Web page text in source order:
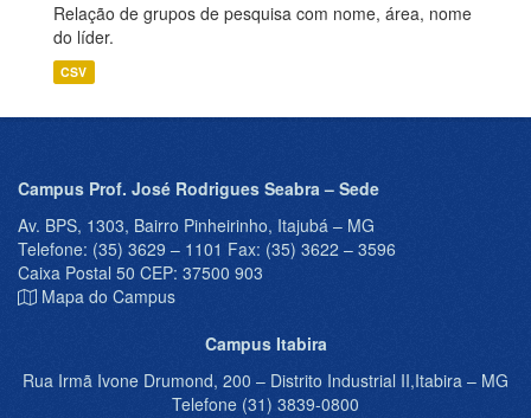
Relação de grupos de pesquisa com nome, área, nome
do líder.
CSV
Campus Prof. José Rodrigues Seabra – Sede
Av. BPS, 1303, Bairro Pinheirinho, Itajubá – MG
Telefone: (35) 3629 – 1101 Fax: (35) 3622 – 3596
Caixa Postal 50 CEP: 37500 903
Mapa do Campus
Campus Itabira
Rua Irmã Ivone Drumond, 200 – Distrito Industrial II,Itabira – MG
Telefone (31) 3839-0800